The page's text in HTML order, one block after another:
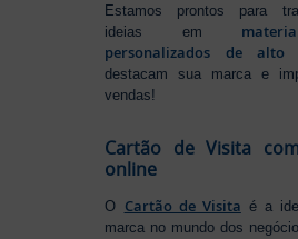
Estamos prontos para
ideias em
personalizados de alto
destacam sua marca e
vendas!
Cartão de Visita
online
O Cartão de Visita é a
marca no mundo dos